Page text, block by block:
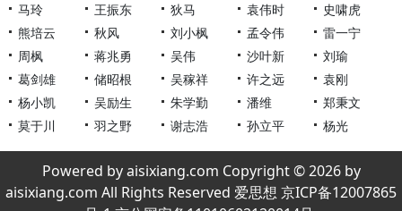
马玲
王振东 狄马 袁伟时
史啸虎
熊培云
秋风 刘小枫 孟令伟
雷一宁
周枫
蒋兆勇 吴伟 沙叶新
刘瑜
葛剑雄
储昭根 吴稼祥 许之远
袁刚
杨小凯
吴励生 朱学勤 潘维
郑秉文
莫于川
羽之野 谢志浩 孙立平 杨光
Powered by aisixiang.com Copyright © 2026 by
aisixiang.com All Rights Reserved 爱思想 京ICP备12007865